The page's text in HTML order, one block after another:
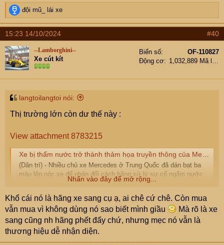
R
e
a
c
t
i
o
n
s
đội mũ_ lái xe
15:23 14/10/2024 #40
--Lamborghini--
Xe cút kít
Biển số
OF-110827
Động cơ
1,032,889 Mã lực
langtoilangtoi nói:
Thị trường lớn còn dư thế này :
View attachment 8783215
Xe bị thấm nước trở thành thảm họa truyền thông của Mercedes ở Trung Quốc
(Dân trí) - Nhiều chủ xe Mercedes ở Trung Quốc đã dán bạt ba
màu lên nóc xe để phản đối cách hãng xử lý sự cố ngấm nước
cột A trên một chiếc GLS 480 mới mua được vài ngày.
dantri.com.vn
View attachment 8783211
Nhấn vào đây để mở rộng...
Khổ cái nó là hãng xe sang cụ ạ, ai chê cứ chê. Còn mua
vẫn mua vì không dùng nó sao biết mình giầu
Mà rõ là xe
sang cũng nh hãng phết đấy chứ, nhưng mẹc nó vẫn là
thương hiệu dễ nhận diện.